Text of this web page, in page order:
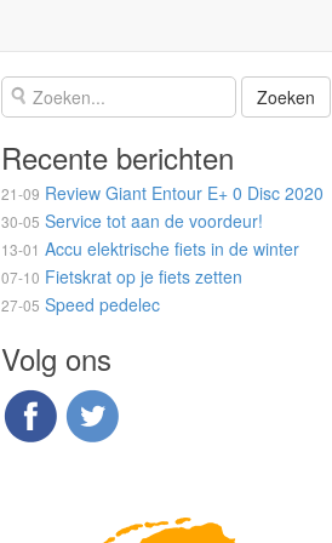
Recente berichten
21-09 Review Giant Entour E+ 0 Disc 2020
30-05 Service tot aan de voordeur!
13-01 Accu elektrische fiets in de winter
07-10 Fietskrat op je fiets zetten
27-05 Speed pedelec
Volg ons